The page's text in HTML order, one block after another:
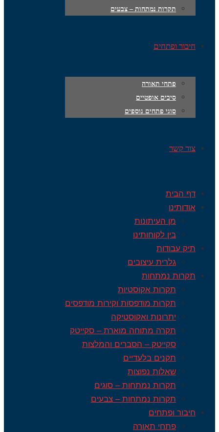
תקרות נמתחות – צבעים
חיבור ופתחים
פתחי תאורה
סיבים אופטיים
סוגי פתחים נוספים
צור קשר
דף הבית
אודותינו
מן העיתונות
בין לקוחותינו
תיק עבודות
גלרית עיצובים
תקרות נמתחות
תקרות אקוסטיות
תקרות מודפסות וקירות מודפסים
יתרונות ואקוסטיקה
תקרה מתוחה מוארת – סקייטק
סקייטק – הסברים והמלצות
תקנים בלעדיים
שאלות נפוצות
תקרות נמתחות – סוגים
תקרות נמתחות – צבעים
חיבור ופתחים
פתחי תאורה